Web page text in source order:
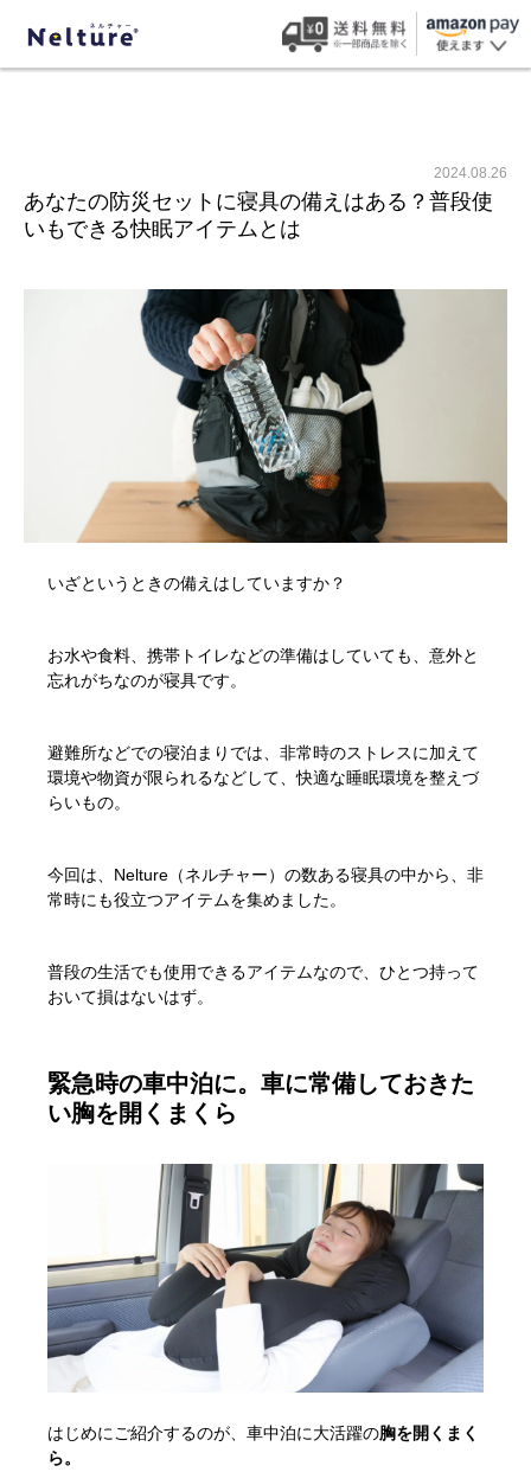
2024.08.26
あなたの防災セットに寝具の備えはある？普段使
いもできる快眠アイテムとは
いざというときの備えはしていますか？
お水や食料、携帯トイレなどの準備はしていても、意外と
忘れがちなのが寝具です。
避難所などでの寝泊まりでは、非常時のストレスに加えて
環境や物資が限られるなどして、快適な睡眠環境を整えづ
らいもの。
今回は、Nelture（ネルチャー）の数ある寝具の中から、非
常時にも役立つアイテムを集めました。
普段の生活でも使用できるアイテムなので、ひとつ持って
おいて損はないはず。
緊急時の車中泊に。車に常備しておきた
い胸を開くまくら
はじめにご紹介するのが、車中泊に大活躍の胸を開くまく
ら。